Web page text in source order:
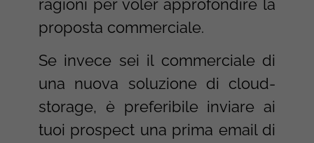
ragioni per voler approfondire la
proposta commerciale.
Se invece sei il commerciale di
una nuova soluzione di cloud-
storage, è preferibile inviare ai
tuoi prospect una prima email di